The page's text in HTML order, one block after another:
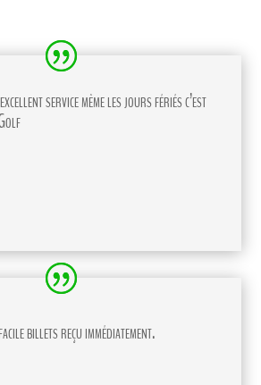
service même les jours fériés c’est
billets reçu immédiatement.